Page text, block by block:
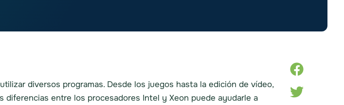
diversos programas. Desde los juegos hasta la edición de vídeo,
entre los procesadores Intel y Xeon puede ayudarle a